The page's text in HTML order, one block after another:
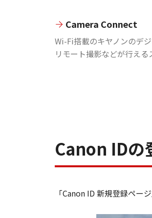
Camera Connect
Wi-Fi搭載のキヤノンのデ
リモート撮影などが行える
Canon IDの
「Canon ID 新規登録ペー